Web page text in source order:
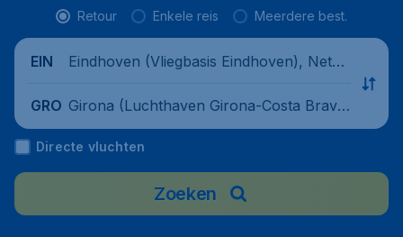
Retour Enkele reis Meerdere best.
EIN
Eindhoven (Vliegbasis Eindhoven), Nethe
GRO Girona (Luchthaven Girona-Costa Brav
a), Spain
Directe vluchten
Zoeken